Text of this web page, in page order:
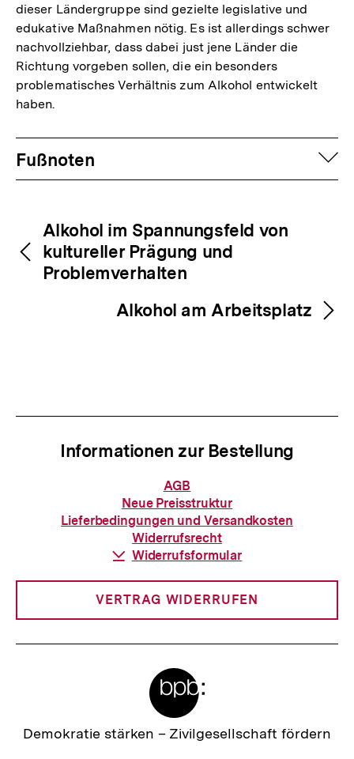
Auflösung
der
Fußnote
dieser Ländergruppe sind gezielte legislative und
edukative Maßnahmen nötig. Es ist allerdings schwer
nachvollziehbar, dass dabei just jene Länder die
Richtung vorgeben sollen, die ein besonders
problematisches Verhältnis zum Alkohol entwickelt
haben.
Fussnoten
Fußnoten
Inhaltsnavigation
Inhaltsnavigation
Alkohol im Spannungsfeld von
kultureller Prägung und
Problemverhalten
Alkohol am Arbeitsplatz
Informationen zur Bestellung
Informationen
zur
Bestellung
AGB
Neue Preisstruktur
Lieferbedingungen und Versandkosten
Widerrufsrecht
Download-
Widerrufsformular
VERTRAG WIDERRUFEN
Zur
Demokratie stärken – Zivilgesellschaft fördern